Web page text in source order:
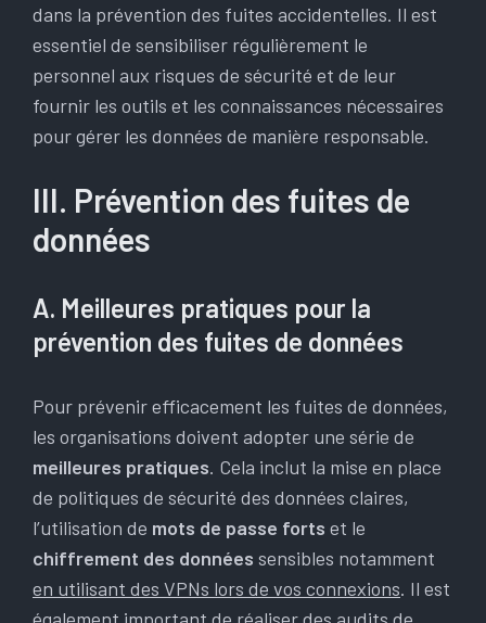
dans la prévention des fuites accidentelles. Il est
essentiel de sensibiliser régulièrement le
personnel aux risques de sécurité et de leur
fournir les outils et les connaissances nécessaires
pour gérer les données de manière responsable.
III. Prévention des fuites de
données
A. Meilleures pratiques pour la
prévention des fuites de données
Pour prévenir efficacement les fuites de données,
les organisations doivent adopter une série de
meilleures pratiques. Cela inclut la mise en place
de politiques de sécurité des données claires,
l’utilisation de mots de passe forts et le
chiffrement des données sensibles notamment
en utilisant des VPNs lors de vos connexions. Il est